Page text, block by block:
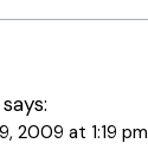
says:
2009 at 1:19 pm